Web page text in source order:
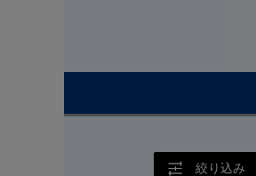
絞り込み